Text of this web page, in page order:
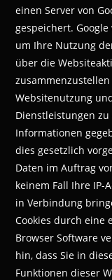
einen Server von
gespeichert.
um Ihre Nutzung
über die
Websitenutzung
Dienstleistungen
Informationen
dies gesetzlich
Daten im Auftrag
keinem Fall Ihre IP-
in Verbindung
Cookies durch eine
Browser Software
hin, dass Sie in
Funktionen dieser